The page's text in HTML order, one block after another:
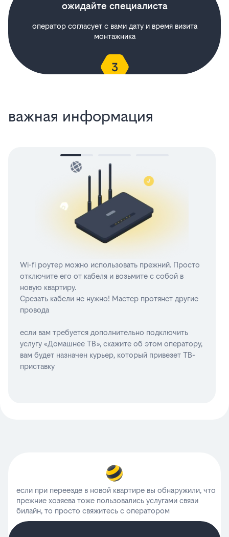
ожидайте специалиста
оператор согласует с вами дату и время визита
монтажника
важная информация
Wi-fi роутер можно использовать прежний. Просто
отключите его от кабеля и возьмите с собой в
новую квартиру.
Срезать кабели не нужно! Мастер протянет другие
провода
если вам требуется дополнительно подключить
услугу «Домашнее ТВ», скажите об этом оператору,
вам будет назначен курьер, который привезет ТВ-
приставку
если при переезде в новой квартире вы обнаружили, что
прежние хозяева тоже пользовались услугами связи
билайн, то просто свяжитесь с оператором